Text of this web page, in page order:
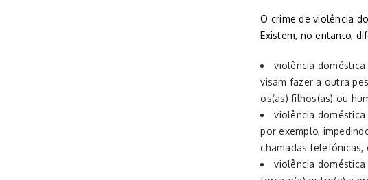
O crime de violência
Existem, no entanto,
violência
visam fazer a outra
os(as) filhos(as) ou
violência
por exemplo,
chamadas telefónicas,
violência